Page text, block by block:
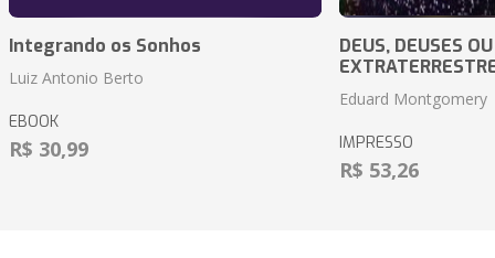
Integrando os Sonhos
Luiz Antonio Berto
EBOOK
R$ 30,99
DEUS, DEUSES OU
Eduard Montgomery
IMPRESSO
R$ 53,26